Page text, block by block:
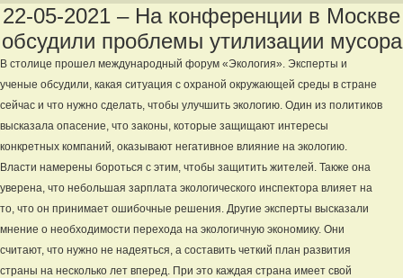
22-05-2021 – На конференции в Москве
обсудили проблемы утилизации мусора
В столице прошел международный форум «Экология». Эксперты и
ученые обсудили, какая ситуация с охраной окружающей среды в стране
сейчас и что нужно сделать, чтобы улучшить экологию. Один из политиков
высказала опасение, что законы, которые защищают интересы
конкретных компаний, оказывают негативное влияние на экологию.
Власти намерены бороться с этим, чтобы защитить жителей. Также она
уверена, что небольшая зарплата экологического инспектора влияет на
то, что он принимает ошибочные решения. Другие эксперты высказали
мнение о необходимости перехода на экологичную экономику. Они
считают, что нужно не надеяться, а составить четкий план развития
страны на несколько лет вперед. При это каждая страна имеет свой